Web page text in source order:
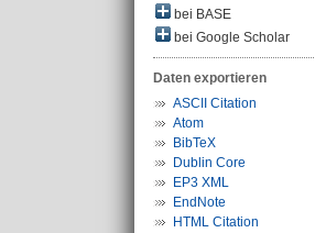
bei BASE
bei Google Scholar
Daten exportieren
ASCII Citation
Atom
BibTeX
Dublin Core
EP3 XML
EndNote
HTML Citation